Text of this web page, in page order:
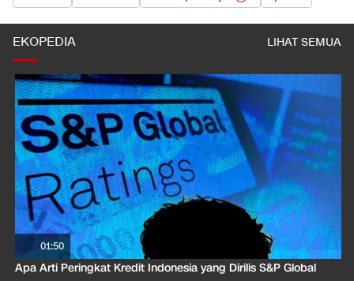
EKOPEDIA LIHAT SEMUA
01:50
Apa Arti Peringkat Kredit Indonesia yang Dirilis S&P Global